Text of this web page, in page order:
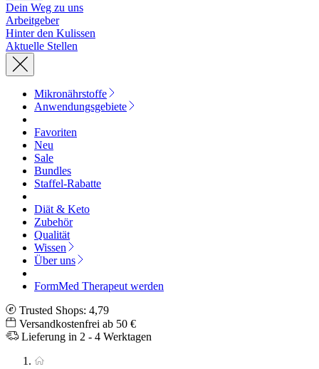
Dein Weg zu uns
Arbeitgeber
Hinter den Kulissen
Aktuelle Stellen
Mikronährstoffe
Anwendungsgebiete
Favoriten
Neu
Sale
Bundles
Staffel-Rabatte
Diät & Keto
Zubehör
Qualität
Wissen
Über uns
FormMed Therapeut werden
Trusted Shops: 4,79
Versandkostenfrei ab 50 €
Lieferung in 2 - 4 Werktagen